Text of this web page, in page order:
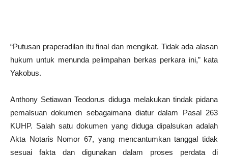
“Putusan praperadilan itu final dan mengikat. Tidak ada alasan
hukum untuk menunda pelimpahan berkas perkara ini,” kata
Yakobus.
Anthony Setiawan Teodorus diduga melakukan tindak pidana
pemalsuan dokumen sebagaimana diatur dalam Pasal 263
KUHP. Salah satu dokumen yang diduga dipalsukan adalah
Akta Notaris Nomor 67, yang mencantumkan tanggal tidak
sesuai fakta dan digunakan dalam proses perdata di